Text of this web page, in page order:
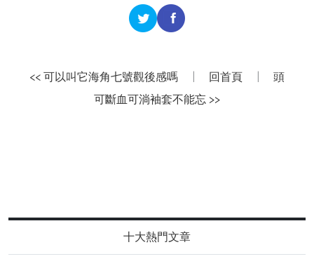
<< 可以叫它海角七號觀後感嗎 回首頁
頭
可斷血可淌袖套不能忘 >>
十大熱門文章